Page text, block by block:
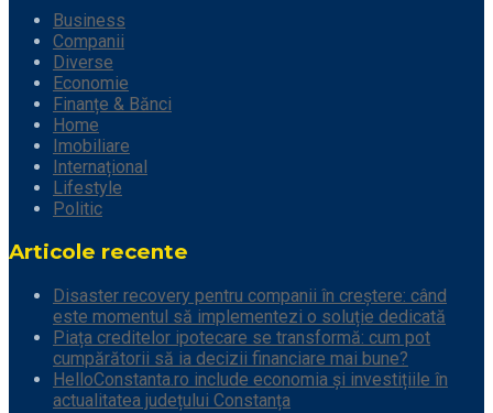
Business
Companii
Diverse
Economie
Finanțe & Bănci
Home
Imobiliare
Internațional
Lifestyle
Politic
Articole recente
Disaster recovery pentru companii în creștere: când
este momentul să implementezi o soluție dedicată
Piața creditelor ipotecare se transformă: cum pot
cumpărătorii să ia decizii financiare mai bune?
HelloConstanta.ro include economia și investițiile în
actualitatea județului Constanța